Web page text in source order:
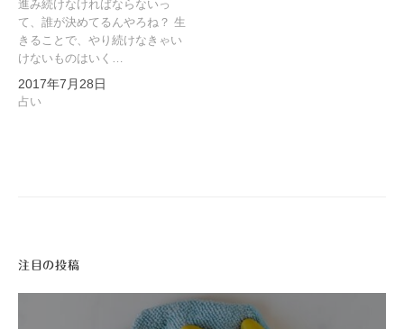
進み続けなければならないっ
て、誰が決めてるんやろね？ 生
きることで、やり続けなきゃい
けないものはいく…
2017年7月28日
占い
注目の投稿